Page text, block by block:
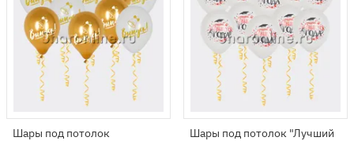
Шары под потолок
Шары под потолок "Лучший